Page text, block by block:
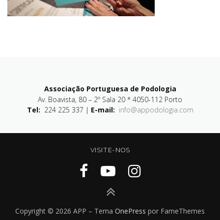
Associação Portuguesa de Podologia
Av. Boavista, 80 – 2º Sala 20 * 4050-112 Porto
Tel: 224 225 337 | E-mail: info@appodologia.com
VISITE-NOS
Copyright © 2026 APP – Tema OnePress por FameThemes